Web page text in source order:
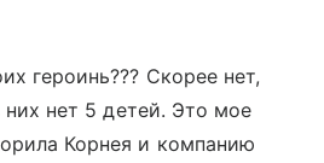
героинь??? Скорее нет,
нет 5 детей. Это мое
Корнея и компанию